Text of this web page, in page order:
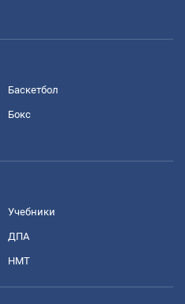
Баскетбол
Бокс
Учебники
ДПА
НМТ